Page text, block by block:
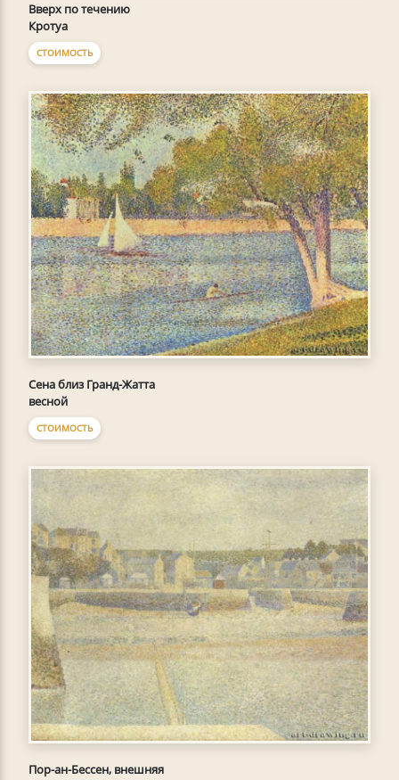
Вверх по течению
Кротуа
СТОИМОСТЬ
Сена близ Гранд-Жатта
весной
СТОИМОСТЬ
Пор-ан-Бессен, внешняя